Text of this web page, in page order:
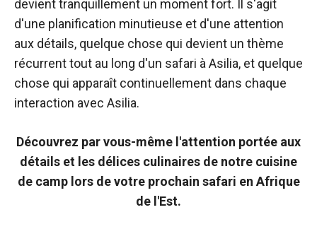
devient tranquillement un moment fort. Il s'agit
d'une planification minutieuse et d'une attention
aux détails, quelque chose qui devient un thème
récurrent tout au long d'un safari à Asilia, et quelque
chose qui apparaît continuellement dans chaque
interaction avec Asilia.
Découvrez par vous-même l'attention portée aux
détails et les délices culinaires de notre cuisine
de camp lors de votre prochain safari en Afrique
de l'Est.